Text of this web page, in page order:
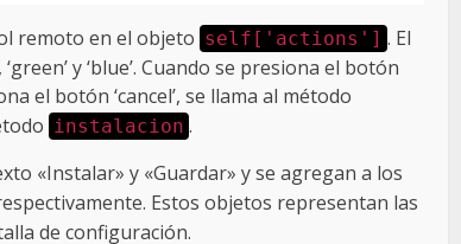
remoto en el objeto self['actions'] . El
y ‘blue’. Cuando se presiona el botón
el botón ‘cancel’, se llama al método
instalacion .
«Instalar» y «Guardar» y se agregan a los
Estos objetos representan las
de configuración.